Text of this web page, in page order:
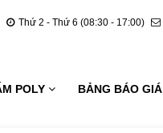
Thứ 2 - Thứ 6 (08:30 - 17:00)
POLY BẢNG BÁO GIÁ